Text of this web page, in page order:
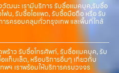
วัฒนะ เรามีบริการ รับซื้อแมคบุค,รับซื้อ
ฟน, รับซื้อไอแพด, รับซื้อมือถือ หรือ รับ
รครอบคลุมทั่วกรุงเทพ และพื้นที่ใกล้
ร้าว รับซื้อโทรศัพท์, รับซื้อแมคบุค, รับ
แท็บเล็ต, หรือบริการอื่นๆ เกี่ยวกับ
พฯ เราพร้อมให้บริการครบวงจร